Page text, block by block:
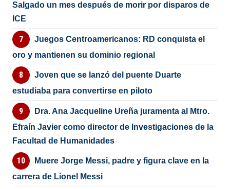
Salgado un mes después de morir por disparos de
ICE
Juegos Centroamericanos: RD conquista el
oro y mantienen su dominio regional
Joven que se lanzó del puente Duarte
estudiaba para convertirse en piloto
Dra. Ana Jacqueline Ureña juramenta al Mtro.
Efraín Javier como director de Investigaciones de la
Facultad de Humanidades
Muere Jorge Messi, padre y figura clave en la
carrera de Lionel Messi